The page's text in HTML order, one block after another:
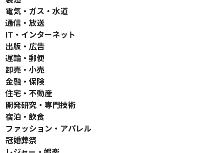
電気・ガス・水道
通信・放送
IT・インターネット
出版・広告
運輸・郵便
卸売・小売
金融・保険
住宅・不動産
開発研究・専門技術
宿泊・飲食
ファッション・アパレル
冠婚葬祭